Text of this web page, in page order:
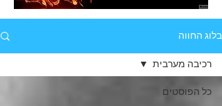
בלוג החווה
כל הפוסטים
רכיבה מערבית